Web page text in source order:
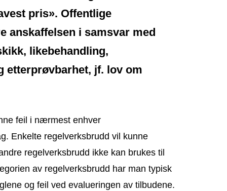
pris». Offentlige
anskaffelsen i samsvar med
likebehandling,
etterprøvbarhet, jf. lov om
feil i nærmest enhver
Enkelte regelverksbrudd vil kunne
regelverksbrudd ikke kan brukes til
av regelverksbrudd har man typisk
og feil ved evalueringen av tilbudene.